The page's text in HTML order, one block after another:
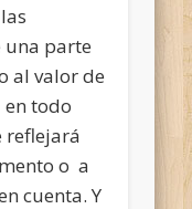
una parte
al valor de
en todo
reflejará
o a
cuenta. Y